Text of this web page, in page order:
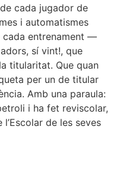
cada jugador de
i automatismes
cada entrenament —
sí vint!, que
titularitat. Que quan
per un de titular
Amb una paraula:
i ha fet reviscolar,
l’Escolar de les seves